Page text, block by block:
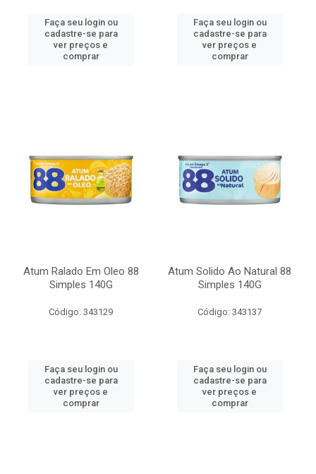
Faça seu login ou
cadastre-se para
ver preços e
comprar
Faça seu login ou
cadastre-se para
ver preços e
comprar
Atum Ralado Em Oleo 88
Simples 140G
Código: 343129
Faça seu login ou
cadastre-se para
ver preços e
comprar
Atum Solido Ao Natural 88
Simples 140G
Código: 343137
Faça seu login ou
cadastre-se para
ver preços e
comprar